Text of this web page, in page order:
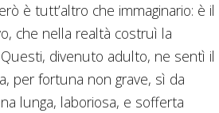
è tutt’altro che immaginario: è il
che nella realtà costruì la
divenuto adulto, ne sentì il
per fortuna non grave, sì da
lunga, laboriosa, e sofferta